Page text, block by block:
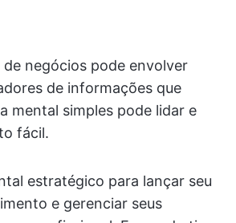
negócios pode envolver
de informações que
mental simples pode lidar e
fácil.
estratégico para lançar seu
e gerenciar seus